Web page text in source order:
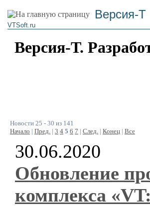
Версия-Т
VTSoft.ru
Версия-Т.
Новости 25 - 30 из 141
Начало | Пред. | 3 4 5 6 7 | След. | Конец | Все
30.06.2020
Обновление
комплекса